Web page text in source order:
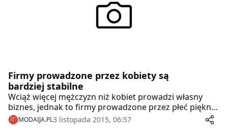
Firmy prowadzone przez kobiety są
bardziej stabilne
Wciąż więcej mężczyzn niż kobiet prowadzi własny
biznes, jednak to firmy prowadzone przez płeć piękną
są w lepszej sytuacji. Kobiety to również większe
optymistki. Co trzecia uważa, że najbliższe miesiące
MODAIJA.PL3 listopada 2015, 06:57